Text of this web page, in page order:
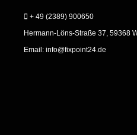
+ 49 (2389) 900650
Hermann-Löns-Straße 37, 59368
Email: info@fixpoint24.de